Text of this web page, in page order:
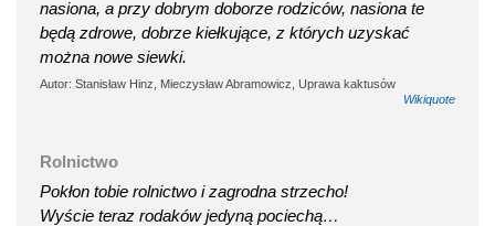
nasiona, a przy dobrym doborze rodziców, nasiona te
będą zdrowe, dobrze kiełkujące, z których uzyskać
można nowe siewki.
Autor: Stanisław Hinz, Mieczysław Abramowicz, Uprawa kaktusów
Wikiquote
Rolnictwo
Pokłon tobie rolnictwo i zagrodna strzecho!
Wyście teraz rodaków jedyną pociechą…